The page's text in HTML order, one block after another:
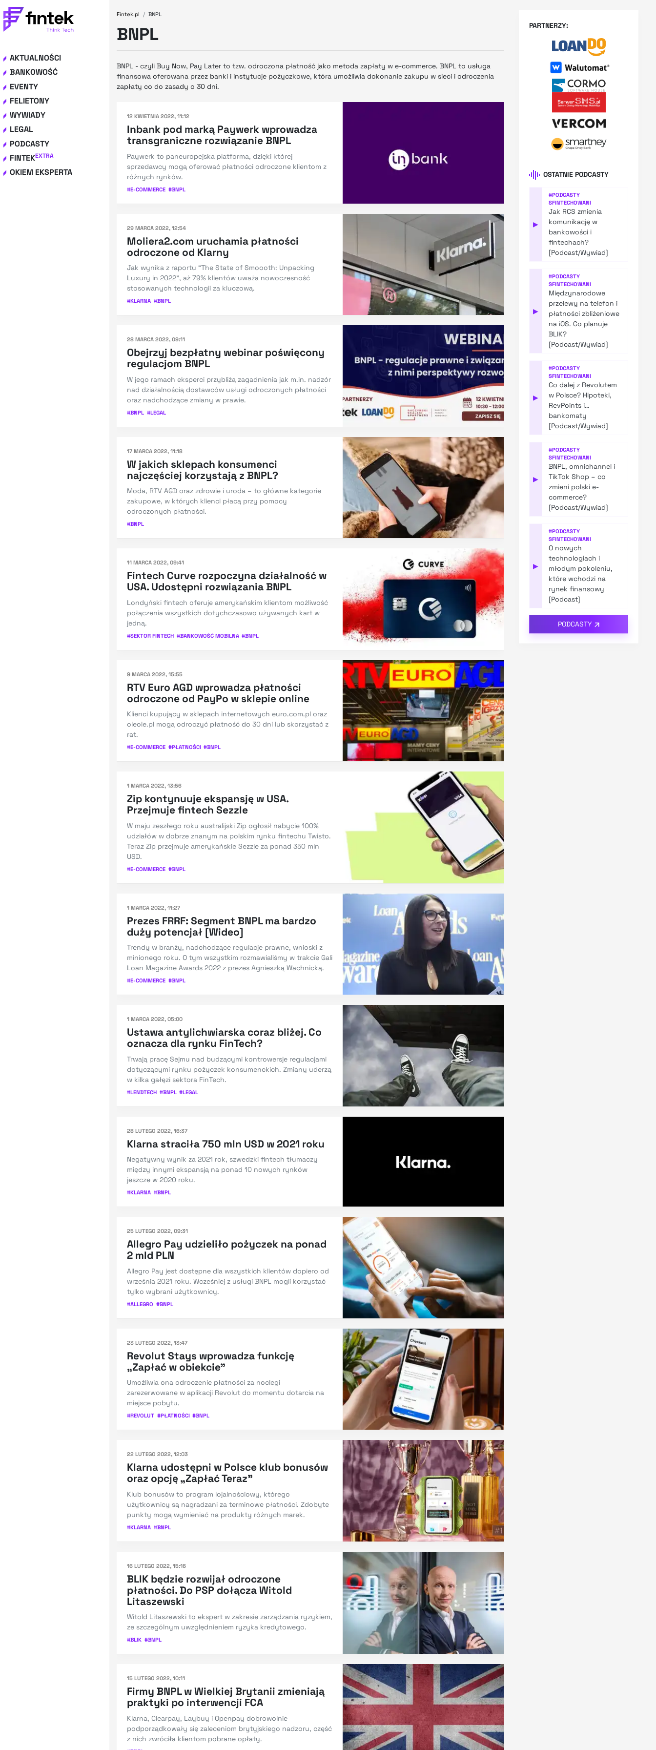
AKTUALNOŚCI
BANKOWOŚĆ
EVENTY
FELIETONY
WYWIADY
LEGAL
PODCASTY
FINTEKEXTRA
OKIEM EKSPERTA
Fintek.pl BNPL
BNPL
BNPL - czyli Buy Now, Pay Later to tzw. odroczona płatność jako metoda zapłaty w e-commerce. BNPL to usługa
finansowa oferowana przez banki i instytucje pożyczkowe, która umożliwia dokonanie zakupu w sieci i odroczenia
zapłaty co do zasady o 30 dni.
12 KWIETNIA 2022, 11:12
Inbank pod marką Paywerk wprowadza
transgraniczne rozwiązanie BNPL
Paywerk to paneuropejska platforma, dzięki której
sprzedawcy mogą oferować płatności odroczone klientom z
różnych rynków.
#E-COMMERCE #BNPL
29 MARCA 2022, 12:54
Moliera2.com uruchamia płatności
odroczone od Klarny
Jak wynika z raportu “The State of Smoooth: Unpacking
Luxury in 2022”, aż 79% klientów uważa nowoczesność
stosowanych technologii za kluczową.
#KLARNA #BNPL
28 MARCA 2022, 09:11
Obejrzyj bezpłatny webinar poświęcony
regulacjom BNPL
W jego ramach eksperci przybliżą zagadnienia jak m.in. nadzór
nad działalnością dostawców usługi odroczonych płatności
oraz nadchodzące zmiany w prawie.
#BNPL #LEGAL
17 MARCA 2022, 11:18
W jakich sklepach konsumenci
najczęściej korzystają z BNPL?
Moda, RTV AGD oraz zdrowie i uroda – to główne kategorie
zakupowe, w których klienci płacą przy pomocy
odroczonych płatności.
#BNPL
11 MARCA 2022, 09:41
Fintech Curve rozpoczyna działalność w
USA. Udostępni rozwiązania BNPL
Londyński fintech oferuje amerykańskim klientom możliwość
połączenia wszystkich dotychczasowo używanych kart w
jedną.
#SEKTOR FINTECH #BANKOWOŚĆ MOBILNA #BNPL
9 MARCA 2022, 15:55
RTV Euro AGD wprowadza płatności
odroczone od PayPo w sklepie online
Klienci kupujący w sklepach internetowych euro.com.pl oraz
oleole.pl mogą odroczyć płatność do 30 dni lub skorzystać z
rat.
#E-COMMERCE #PŁATNOŚCI #BNPL
1 MARCA 2022, 13:56
Zip kontynuuje ekspansję w USA.
Przejmuje fintech Sezzle
W maju zeszłego roku australijski Zip ogłosił nabycie 100%
udziałów w dobrze znanym na polskim rynku fintechu Twisto.
Teraz Zip przejmuje amerykańskie Sezzle za ponad 350 mln
USD.
#E-COMMERCE #BNPL
1 MARCA 2022, 11:27
Prezes FRRF: Segment BNPL ma bardzo
duży potencjał [Wideo]
Trendy w branży, nadchodzące regulacje prawne, wnioski z
minionego roku. O tym wszystkim rozmawialiśmy w trakcie Gali
Loan Magazine Awards 2022 z prezes Agnieszką Wachnicką.
#E-COMMERCE #BNPL
1 MARCA 2022, 05:00
Ustawa antylichwiarska coraz bliżej. Co
oznacza dla rynku FinTech?
Trwają pracę Sejmu nad budzącymi kontrowersje regulacjami
dotyczącymi rynku pożyczek konsumenckich. Zmiany uderzą
w kilka gałęzi sektora FinTech.
#LENDTECH #BNPL #LEGAL
28 LUTEGO 2022, 16:37
Klarna straciła 750 mln USD w 2021 roku
Negatywny wynik za 2021 rok, szwedzki fintech tłumaczy
między innymi ekspansją na ponad 10 nowych rynków
jeszcze w 2020 roku.
#KLARNA #BNPL
25 LUTEGO 2022, 09:31
Allegro Pay udzieliło pożyczek na ponad
2 mld PLN
Allegro Pay jest dostępne dla wszystkich klientów dopiero od
września 2021 roku. Wcześniej z usługi BNPL mogli korzystać
tylko wybrani użytkownicy.
#ALLEGRO #BNPL
23 LUTEGO 2022, 13:47
Revolut Stays wprowadza funkcję
„Zapłać w obiekcie”
Umożliwia ona odroczenie płatności za noclegi
zarezerwowane w aplikacji Revolut do momentu dotarcia na
miejsce pobytu.
#REVOLUT #PŁATNOŚCI #BNPL
22 LUTEGO 2022, 12:03
Klarna udostępni w Polsce klub bonusów
oraz opcję „Zapłać Teraz”
Klub bonusów to program lojalnościowy, którego
użytkownicy są nagradzani za terminowe płatności. Zdobyte
punkty mogą wymieniać na produkty różnych marek.
#KLARNA #BNPL
16 LUTEGO 2022, 15:16
BLIK będzie rozwijał odroczone
płatności. Do PSP dołącza Witold
Litaszewski
Witold Litaszewski to ekspert w zakresie zarządzania ryzykiem,
ze szczególnym uwzględnieniem ryzyka kredytowego.
#BLIK #BNPL
15 LUTEGO 2022, 10:11
Firmy BNPL w Wielkiej Brytanii zmieniają
praktyki po interwencji FCA
Klarna, Clearpay, Laybuy i Openpay dobrowolnie
podporządkowały się zaleceniom brytyjskiego nadzoru, część
z nich zwróciła klientom pobrane opłaty.
PARTNERZY:
OSTATNIE PODCASTY
▶
#PODCASTY
SFINTECHOWANI
Jak RCS zmienia
komunikację w
bankowości i
fintechach?
[Podcast/Wywiad]
▶
#PODCASTY
SFINTECHOWANI
Międzynarodowe
przelewy na telefon i
płatności zbliżeniowe
na iOS. Co planuje
BLIK?
[Podcast/Wywiad]
▶
#PODCASTY
SFINTECHOWANI
Co dalej z Revolutem
w Polsce? Hipoteki,
RevPoints i…
bankomaty
[Podcast/Wywiad]
▶
#PODCASTY
SFINTECHOWANI
BNPL, omnichannel i
TikTok Shop – co
zmieni polski e-
commerce?
[Podcast/Wywiad]
▶
#PODCASTY
SFINTECHOWANI
O nowych
technologiach i
młodym pokoleniu,
które wchodzi na
rynek finansowy
[Podcast]
PODCASTY